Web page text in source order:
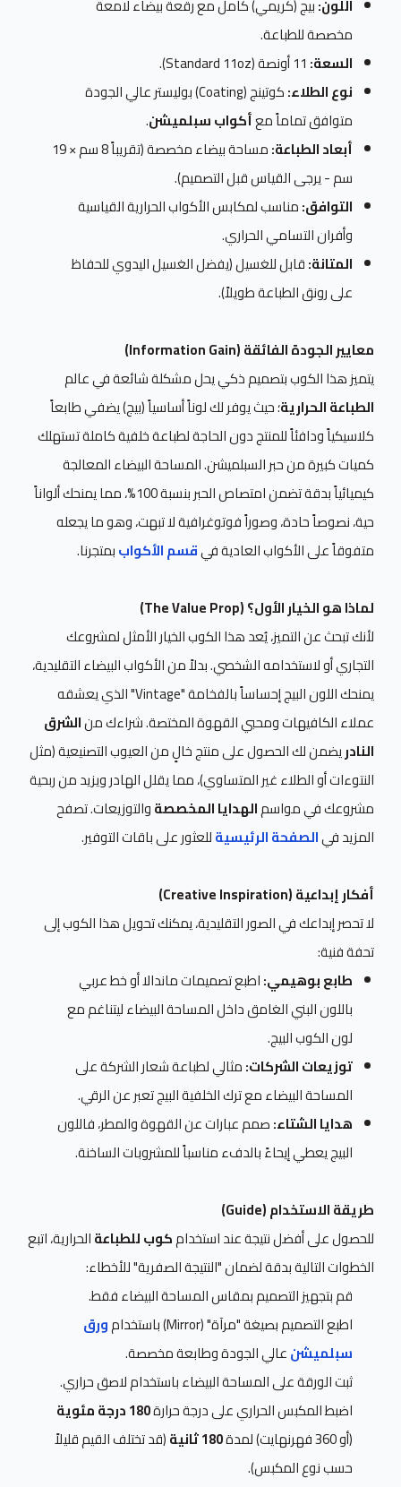
اللون:بيج (كريمي) كامل مع رقعة بيضاء لامعة
مخصصة للطباعة.
السعة:
نوع الطلاء:
كوتينج (Coating) بوليستر عالي الجودة
متوافق تماماً معأكواب سبلميشن.
أبعاد الطباعة:
مساحة بيضاء مخصصة (تقريباً 8 سم × 19
سم - يرجى القياس قبل التصميم).
التوافق:مناسب لمكابس الأكواب الحرارية القياسية
وأفران التسامي الحراري.
المتانة:قابل للغسيل (يفضل الغسيل اليدوي للحفاظ
على رونق الطباعة طويلاً).
معايير الجودة الفائقة (Information Gain)
يتميز هذا الكوب بتصميم ذكي يحل مشكلة شائعة في عالم
الطباعة الحرارية؛ حيث يوفر لك لوناً أساسياً (بيج) يضفي طابعاً
كلاسيكياً ودافئاً للمنتج دون الحاجة لطباعة خلفية كاملة تستهلك
كميات كبيرة من حبر السبلميشن. المساحة البيضاء المعالجة
كيميائياً بدقة تضمن امتصاص الحبر بنسبة 100%، مما يمنحك ألواناً
حية، نصوصاً حادة، وصوراً فوتوغرافية لا تبهت، وهو ما يجعله
متفوقاً على الأكواب العادية فيقسم الأكواببمتجرنا.
لماذا هو الخيار الأول؟ (The Value Prop)
لأنك تبحث عن التميز، يُعد هذا الكوب الخيار الأمثل لمشروعك
التجاري أو لاستخدامه الشخصي. بدلاً من الأكواب البيضاء التقليدية،
يمنحك اللون البيج إحساساً بالفخامة "Vintage" الذي يعشقه
عملاء الكافيهات ومحبي القهوة المختصة. شراءك منالشرق
النادريضمن لك الحصول على منتج خالٍ من العيوب التصنيعية (مثل
النتوءات أو الطلاء غير المتساوي)، مما يقلل الهادر ويزيد من ربحية
مشروعك في مواسمالهدايا المخصصةوالتوزيعات. تصفح
المزيد فيالصفحة الرئيسيةللعثور على باقات التوفير.
أفكار إبداعية (Creative Inspiration)
لا تحصر إبداعك في الصور التقليدية، يمكنك تحويل هذا الكوب إلى
تحفة فنية:
طابع بوهيمي:اطبع تصميمات ماندالا أو خط عربي
باللون البني الغامق داخل المساحة البيضاء ليتناغم مع
لون الكوب البيج.
توزيعات الشركات:مثالي لطباعة شعار الشركة على
المساحة البيضاء مع ترك الخلفية البيج تعبر عن الرقي.
هدايا الشتاء:صمم عبارات عن القهوة والمطر، فاللون
البيج يعطي إيحاءً بالدفء مناسباً للمشروبات الساخنة.
طريقة الاستخدام (Guide)
للحصول على أفضل نتيجة عند استخدامكوب للطباعةالحرارية، اتبع
الخطوات التالية بدقة لضمان "النتيجة الصفرية" للأخطاء:
قم بتجهيز التصميم بمقاس المساحة البيضاء فقط.
اطبع التصميم بصيغة "مرآة" (Mirror) باستخدام
ورق
سبلميشنعالي الجودة وطابعة مخصصة.
ثبت الورقة على المساحة البيضاء باستخدام لاصق حراري.
اضبط المكبس الحراري على درجة حرارة180 درجة مئوية
(أو 360 فهرنهايت) لمدة
180 ثانية
(قد تختلف القيم قليلاً
حسب نوع المكبس).